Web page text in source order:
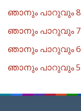
ഞാനും പാറുവും 8
ഞാനും പാറുവും 7
ഞാനും പാറുവും 6
ഞാനും പാറുവും 5